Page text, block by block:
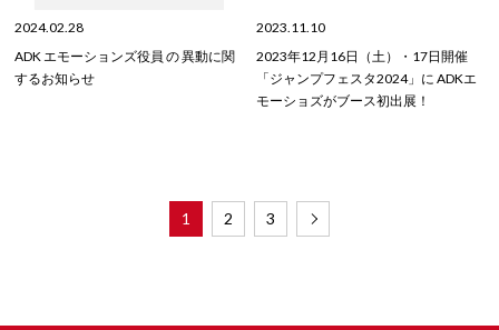
2024.02.28
ADK エモーションズ役員 の 異動に関
するお知らせ
2023.11.10
2023年12月16日（土）・17日開催
「ジャンプフェスタ2024」に ADKエ
モーショズがブース初出展！
1 2 3